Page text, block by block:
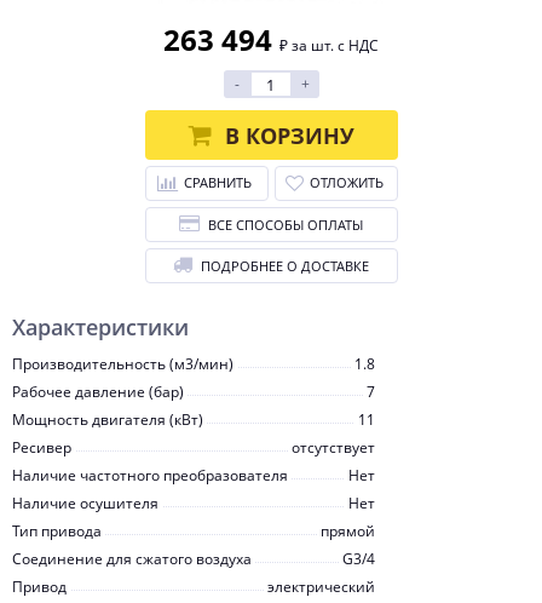
Характеристики
Производительность (м3/мин)
1.8
Рабочее давление (бар)
7
Мощность двигателя (кВт)
11
Ресивер
отсутствует
Наличие частотного преобразователя
Нет
Наличие осушителя
Нет
Тип привода
прямой
Соединение для сжатого воздуха
G3/4
Привод
электрический
263 494 ₽ за шт. с НДС
-
+
В КОРЗИНУ
СРАВНИТЬ ОТЛОЖИТЬ
ВСЕ СПОСОБЫ ОПЛАТЫ
ПОДРОБНЕЕ О ДОСТАВКЕ